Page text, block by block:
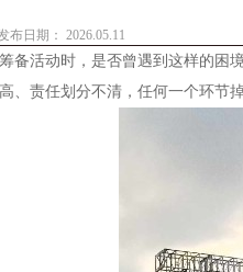
布日期： 2026.05.11
备活动时，是否曾遇到这样的困
、责任划分不清，任何一个环节